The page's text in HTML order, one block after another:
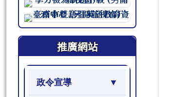
連至 http://
連至 http://
推廣網站
政令宣導